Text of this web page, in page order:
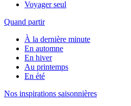
Voyager seul
Quand partir
À la dernière minute
En automne
En hiver
Au printemps
En été
Nos inspirations saisonnières